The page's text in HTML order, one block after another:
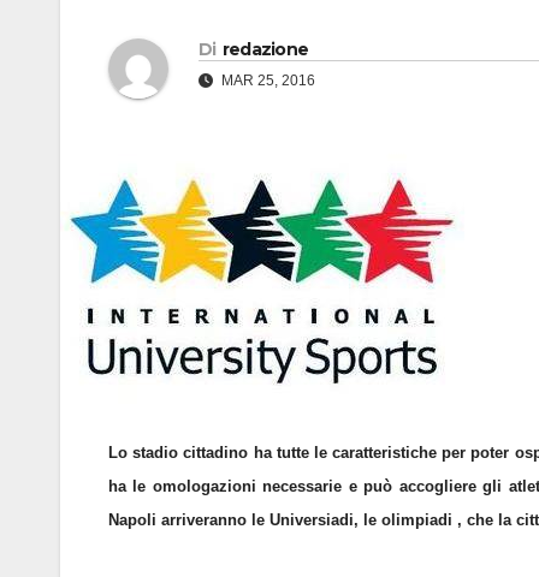
Di redazione
MAR 25, 2016
Lo stadio cittadino ha tutte le caratteristiche per poter
ha le omologazioni necessarie e può accogliere gli
Napoli arriveranno le Universiadi, le olimpiadi , che la